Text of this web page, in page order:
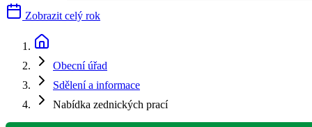
Zobrazit celý rok
Obecní úřad
Sdělení a informace
Nabídka zednických prací